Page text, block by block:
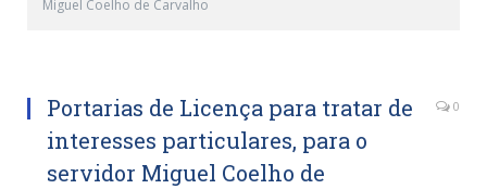
Miguel Coelho de Carvalho
Portarias de Licença para tratar de
interesses particulares, para o
servidor Miguel Coelho de
0